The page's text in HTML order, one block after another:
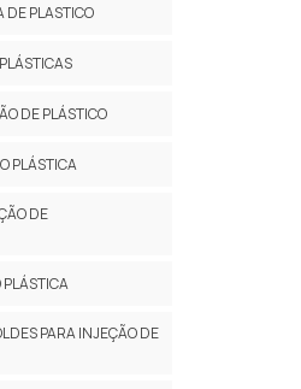
DE PLASTICO
DE PLÁSTICO
PLÁSTICA
DE
PARA INJEÇÃO DE